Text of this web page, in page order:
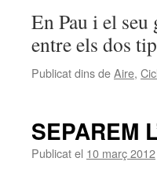
En Pau i el
entre els dos
Publicat dins deAire,
SEPAREM
Publicat el 10 març 2012